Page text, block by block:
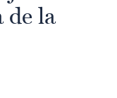
de la